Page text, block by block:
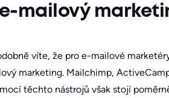
mailový
víte, že pro e-mailové
marketing. Mailchimp,
těchto nástrojů však stojí